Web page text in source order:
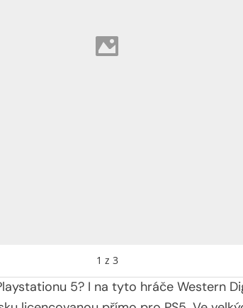
1 z 3
5? I na tyto hráče Western